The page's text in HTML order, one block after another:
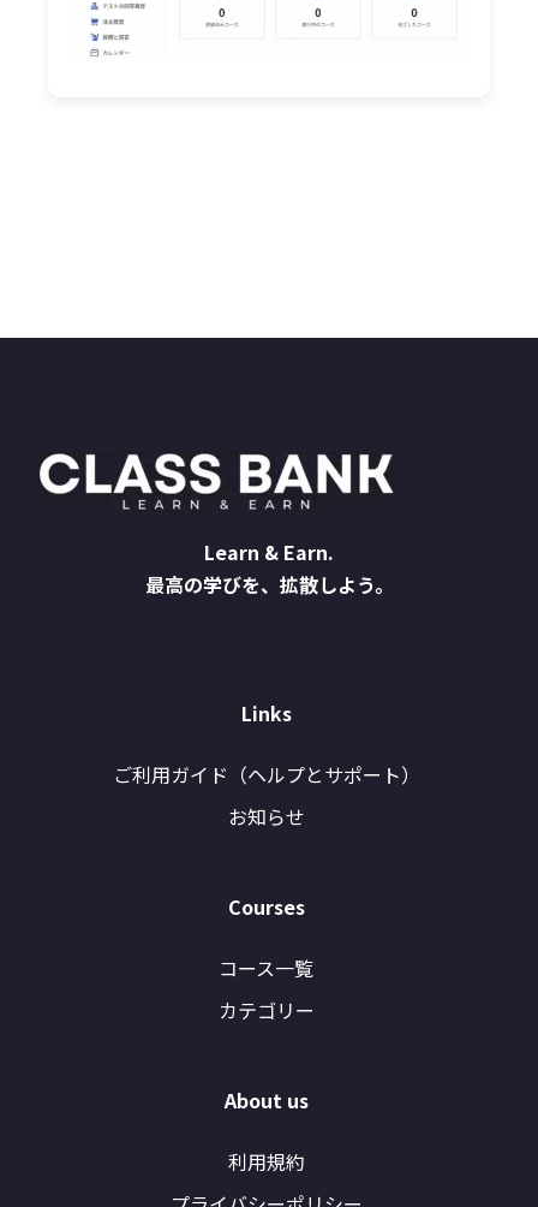
Learn & Earn.
最高の学びを、拡散しよう。
Links
ご利用ガイド（ヘルプとサポート）
お知らせ
Courses
コース一覧
カテゴリー
About us
利用規約